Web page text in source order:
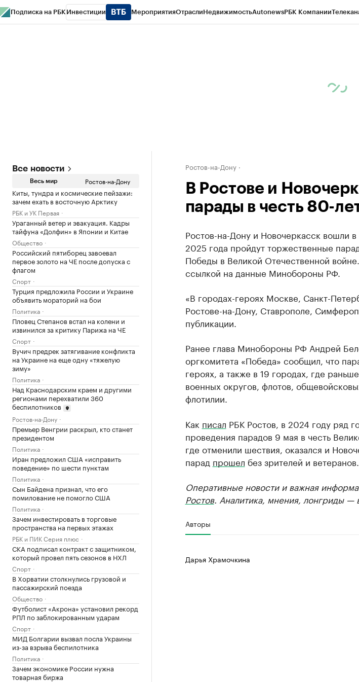
Подписка на РБК Инвестиции МероприятияОтраслиНедвижимостьAutonewsРБК Компании
Все новости
Весь мир Ростов-на-Дону
Киты, тундра и космические пейзажи:
зачем ехать в восточную Арктику
РБК и УК Первая
Ураганный ветер и эвакуация. Кадры
тайфуна «Долфин» в Японии и Китае
Общество
Российский пятиборец завоевал
первое золото на ЧЕ после допуска с
флагом
Спорт
Турция предложила России и Украине
объявить мораторий на бои
Политика
Пловец Степанов встал на колени и
извинился за критику Парижа на ЧЕ
Спорт
Вучич предрек затягивание конфликта
на Украине на еще одну «тяжелую
зиму»
Политика
Над Краснодарским краем и другими
регионами перехватили 360
беспилотников
Ростов-на-Дону
Премьер Венгрии раскрыл, кто станет
президентом
Политика
Иран предложил США «исправить
поведение» по шести пунктам
Политика
Сын Байдена признал, что его
помилование не помогло США
Политика
Зачем инвестировать в торговые
пространства на первых этажах
РБК и ПИК Серия плюс
СКА подписал контракт с защитником,
который провел пять сезонов в НХЛ
Спорт
В Хорватии столкнулись грузовой и
пассажирский поезда
Общество
Футболист «Акрона» установил рекорд
РПЛ по заблокированным ударам
Спорт
МИД Болгарии вызвал посла Украины
из-за взрыва беспилотника
Политика
Зачем экономике России нужна
товарная биржа
Ростов-на-Дону
В Ростове и
парады в честь 80-
Ростов-на-Дону и Новочеркасск вошли
2025 года пройдут торжественные
Победы в Великой Отечественной
ссылкой на данные Минобороны РФ.
«В городах-героях Москве, Санкт-
Ростове-на-Дону, Ставрополе,
публикации.
Ранее глава Минобороны РФ Андрей
оргкомитета «Победа» сообщил, что
героях, а также в 19 городах, где
военных округов, флотов,
флотилии.
Как писал РБК Ростов, в 2024 году ряд
проведения парадов 9 мая в честь
где отменили шествия, оказался и
парад прошел без зрителей и ветеранов.
Оперативные новости и важная
Ростов. Аналитика, мнения, лонгриды —
Авторы
Дарья Храмочкина